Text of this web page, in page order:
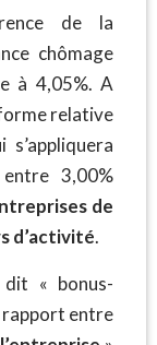
de la
chômage
à 4,05%. A
relative
3,00%
de
d’activité.
« bonus-
rapport entre